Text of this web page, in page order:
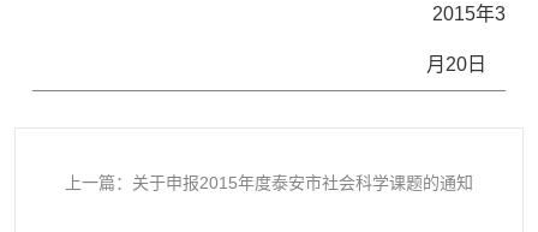
2015年3
月20日
上一篇：关于申报2015年度泰安市社会科学课题的通知